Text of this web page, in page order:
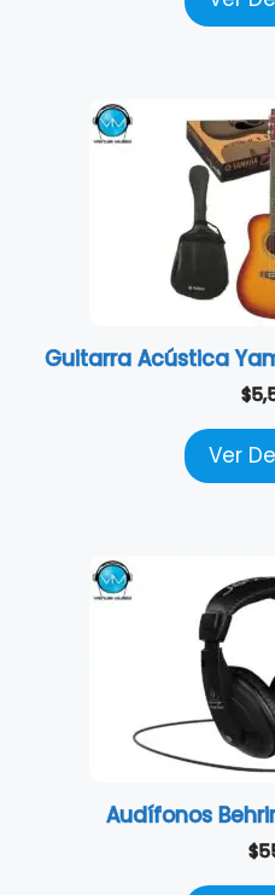
Guitarra Acústica
$
Ver
Audífonos
$